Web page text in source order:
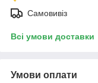
Самовивіз
Всі умови доставки
Умови оплати